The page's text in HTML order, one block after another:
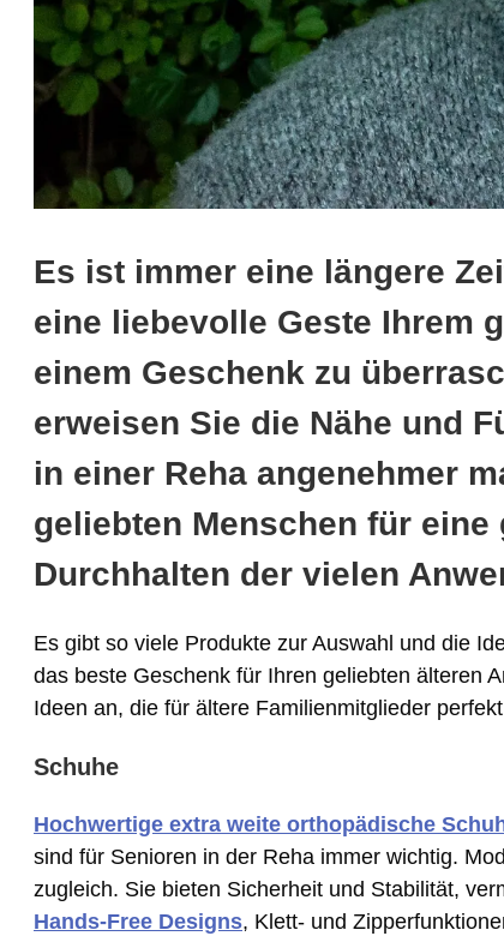
Es ist immer eine längere
eine liebevolle Geste Ihrem
einem Geschenk zu
erweisen Sie die Nähe und
in einer Reha angenehmer
geliebten Menschen für
Durchhalten der vielen
Es gibt so viele Produkte zur Auswahl und die
das beste Geschenk für Ihren geliebten älteren
Ideen an, die für ältere Familienmitglieder
Schuhe
Hochwertige extra weite orthopädische
sind für Senioren in der Reha immer wichtig.
zugleich. Sie bieten Sicherheit und Stabilität,
Hands-Free Designs, Klett- und